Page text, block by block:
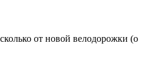
от новой велодорожки (о